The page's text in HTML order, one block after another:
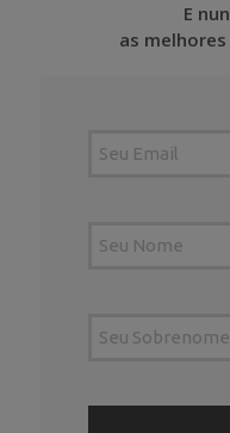
E
as